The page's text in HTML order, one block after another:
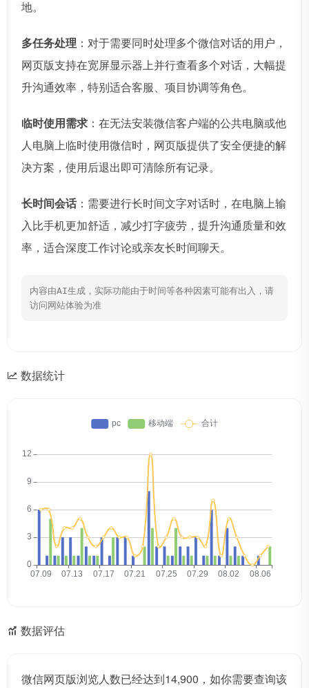
地。
多任务处理 ：对于需要同时处理多个微信对话的用户，
网页版支持在宽屏显示器上并行查看多个对话，大幅提
升沟通效率，特别适合客服、项目协调等角色。
临时使用需求 ：在无法安装微信客户端的公共电脑或他
人电脑上临时使用微信时，网页版提供了安全便捷的解
决方案，使用后退出即可清除所有记录。
长时间会话：需要进行长时间文字对话时，在电脑上输
入比手机更加舒适，减少打字疲劳，提升沟通质量和效
率，适合深度工作讨论或亲友长时间聊天。
内容由AI生成，实际功能由于时间等各种因素可能有出入，请
访问网站体验为准
数据统计
数据评估
微信网页版浏览人数已经达到14,900，如你需要查询该